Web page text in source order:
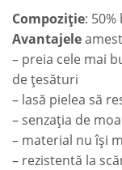
Compoziție:
Avantajele
– preia cele mai
de țesături
– lasă pielea să
– senzația de
– material nu își
– rezistentă la